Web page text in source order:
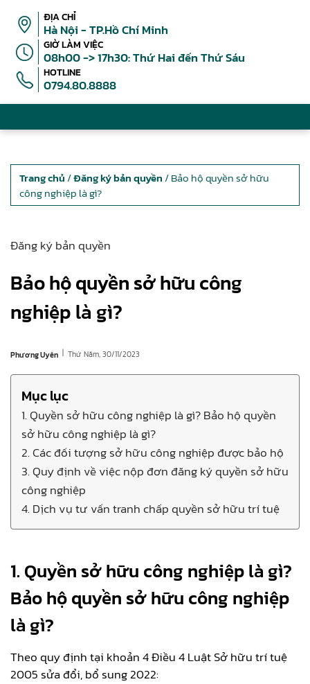
ĐỊA CHỈ
Hà Nội - TP.Hồ Chí Minh
GIỜ LÀM VIỆC
08h00 -> 17h30: Thứ Hai đến Thứ Sáu
HOTLINE
0794.80.8888
Trang chủ /Đăng ký bản quyền / Bảo hộ quyền sở hữu
công nghiệp là gì?
Đăng ký bản quyền
Bảo hộ quyền sở hữu công
nghiệp là gì?
Phương Uyên | Thứ Năm, 30/11/2023
Mục lục
1. Quyền sở hữu công nghiệp là gì? Bảo hộ quyền
sở hữu công nghiệp là gì?
2. Các đối tượng sở hữu công nghiệp được bảo hộ
3. Quy định về việc nộp đơn đăng ký quyền sở hữu
công nghiệp
4. Dịch vụ tư vấn tranh chấp quyền sở hữu trí tuệ
1. Quyền sở hữu công nghiệp là gì?
Bảo hộ quyền sở hữu công nghiệp
là gì?
Theo quy định tại khoản 4 Điều 4 Luật Sở hữu trí tuệ
2005 sửa đổi, bổ sung 2022: